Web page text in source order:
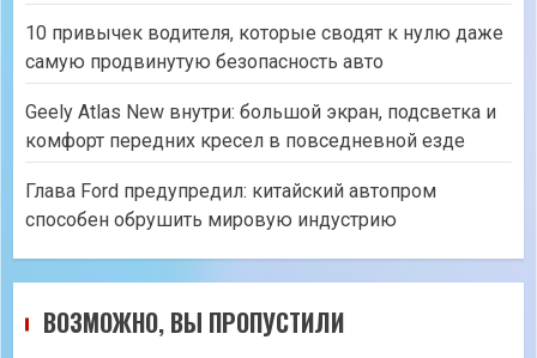
10 привычек водителя, которые сводят к нулю даже
самую продвинутую безопасность авто
Geely Atlas New внутри: большой экран, подсветка и
комфорт передних кресел в повседневной езде
Глава Ford предупредил: китайский автопром
способен обрушить мировую индустрию
ВОЗМОЖНО, ВЫ ПРОПУСТИЛИ